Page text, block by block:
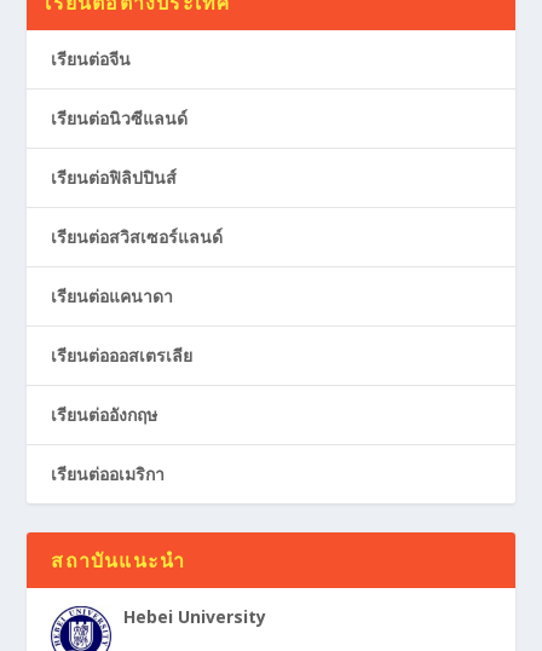
เรียนต่อจีน
เรียนต่อนิวซีแลนด์
เรียนต่อฟิลิปปินส์
เรียนต่อสวิสเซอร์แลนด์
เรียนต่อแคนาดา
เรียนต่อออสเตรเลีย
เรียนต่ออังกฤษ
เรียนต่ออเมริกา
สถาบันแนะนำ
Hebei University